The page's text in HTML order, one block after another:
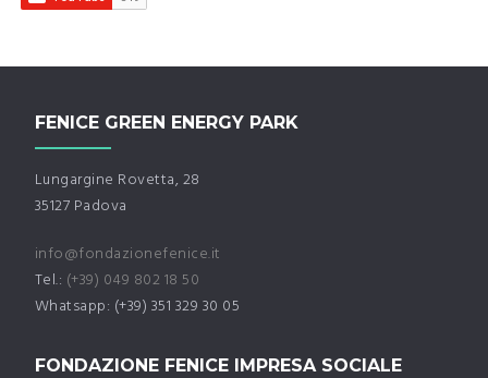
FENICE GREEN ENERGY PARK
Lungargine Rovetta, 28
35127 Padova
info@fondazionefenice.it
Tel.: (+39) 049 802 18 50
Whatsapp: (+39) 351 329 30 05
FONDAZIONE FENICE IMPRESA SOCIALE